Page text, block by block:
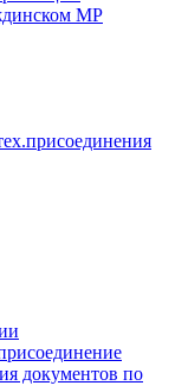
МР
документов по